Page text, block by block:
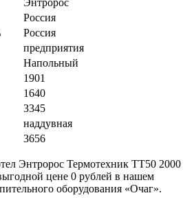
Россия
Россия
предприятия
Напольный
1901
1640
3345
наддувная
3656
Энтророс Термотехник ТТ50 2000
цене 0 рублей в нашем
оборудования «Очаг».